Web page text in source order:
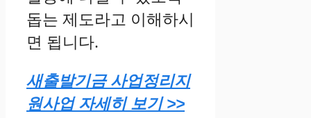
돕는 제도라고 이해하시
면 됩니다.
새출발기금 사업정리지
원사업 자세히 보기 >>